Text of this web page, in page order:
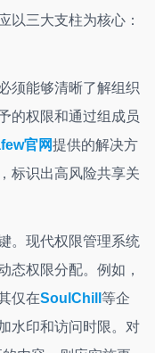
以三大支柱为核心：
须能够清晰了解组织
的权限和通过组成员
官网提供的解决方
标识出高风险共享关
。现代权限管理系统
态权限分配。例如，
仅在SoulChill 等企
水印和访问时限。对